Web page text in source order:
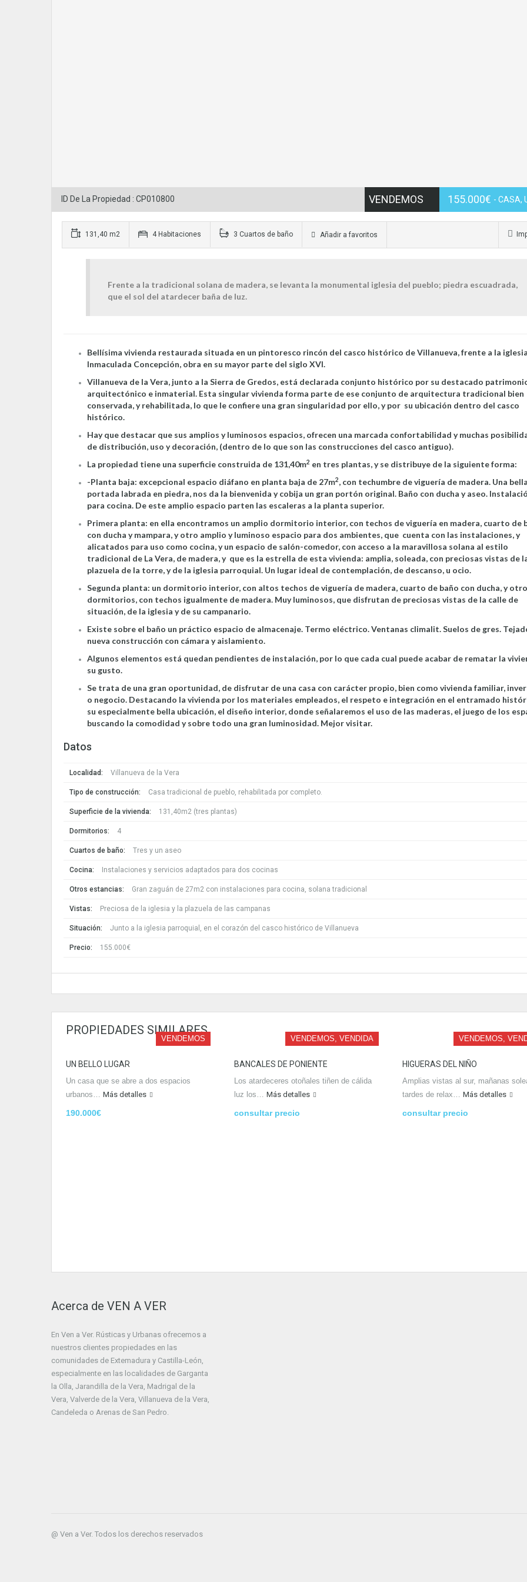
ID De La Propiedad : CP010800 VENDEMOS 155.000€ - CASA,
131,40 m2 4 Habitaciones 3 Cuartos de baño Añadir a favoritos
Frente a la tradicional solana de madera, se levanta la monumental iglesia del pueblo; piedra escuadrada,
que el sol del atardecer baña de luz.
Bellísima vivienda restaurada situada en un pintoresco rincón del casco histórico de Villanueva, frente a la
Inmaculada Concepción, obra en su mayor parte del siglo XVI.
Villanueva de la Vera, junto a la Sierra de Gredos, está declarada conjunto histórico por su destacado
arquitectónico e inmaterial. Esta singular vivienda forma parte de ese conjunto de arquitectura tradicional bien
conservada, y rehabilitada, lo que le confiere una gran singularidad por ello, y por su ubicación dentro del casco
histórico.
Hay que destacar que sus amplios y luminosos espacios, ofrecen una marcada confortabilidad y muchas
de distribución, uso y decoración, (dentro de lo que son las construcciones del casco antiguo).
La propiedad tiene una superficie construida de 131,40m2 en tres plantas, y se distribuye de la siguiente forma:
-Planta baja: excepcional espacio diáfano en planta baja de 27m2, con techumbre de viguería de madera. Una
portada labrada en piedra, nos da la bienvenida y cobija un gran portón original. Baño con ducha y aseo.
para cocina. De este amplio espacio parten las escaleras a la planta superior.
Primera planta: en ella encontramos un amplio dormitorio interior, con techos de viguería en madera, cuarto de
con ducha y mampara, y otro amplio y luminoso espacio para dos ambientes, que cuenta con las instalaciones, y
alicatados para uso como cocina, y un espacio de salón-comedor, con acceso a la maravillosa solana al estilo
tradicional de La Vera, de madera, y que es la estrella de esta vivienda: amplia, soleada, con preciosas vistas de
plazuela de la torre, y de la iglesia parroquial. Un lugar ideal de contemplación, de descanso, u ocio.
Segunda planta: un dormitorio interior, con altos techos de viguería de madera, cuarto de baño con ducha, y
dormitorios, con techos igualmente de madera. Muy luminosos, que disfrutan de preciosas vistas de la calle de
situación, de la iglesia y de su campanario.
Existe sobre el baño un práctico espacio de almacenaje. Termo eléctrico. Ventanas climalit. Suelos de gres.
nueva construcción con cámara y aislamiento.
Algunos elementos está quedan pendientes de instalación, por lo que cada cual puede acabar de rematar la
su gusto.
Se trata de una gran oportunidad, de disfrutar de una casa con carácter propio, bien como vivienda familiar,
o negocio. Destacando la vivienda por los materiales empleados, el respeto e integración en el entramado
su especialmente bella ubicación, el diseño interior, donde señalaremos el uso de las maderas, el juego de los
buscando la comodidad y sobre todo una gran luminosidad. Mejor visitar.
Datos
Localidad: Villanueva de la Vera
Tipo de construcción: Casa tradicional de pueblo, rehabilitada por completo.
Superficie de la vivienda: 131,40m2 (tres plantas)
Dormitorios: 4
Cuartos de baño: Tres y un aseo
Cocina: Instalaciones y servicios adaptados para dos cocinas
Otros estancias: Gran zaguán de 27m2 con instalaciones para cocina, solana tradicional
Vistas: Preciosa de la iglesia y la plazuela de las campanas
Situación: Junto a la iglesia parroquial, en el corazón del casco histórico de Villanueva
Precio: 155.000€
PROPIEDADES SIMILARES
VENDEMOS
UN BELLO LUGAR
Un casa que se abre a dos espacios
urbanos… Más detalles
190.000€
VENDEMOS, VENDIDA
BANCALES DE PONIENTE
Los atardeceres otoñales tiñen de cálida
luz los… Más detalles
consultar precio
VENDEMOS,
HIGUERAS DEL NIÑO
Amplias vistas al sur, mañanas
tardes de relax… Más detalles
consultar precio
Acerca de VEN A VER
En Ven a Ver. Rústicas y Urbanas ofrecemos a
nuestros clientes propiedades en las
comunidades de Extemadura y Castilla-León,
especialmente en las localidades de Garganta
la Olla, Jarandilla de la Vera, Madrigal de la
Vera, Valverde de la Vera, Villanueva de la Vera,
Candeleda o Arenas de San Pedro.
@ Ven a Ver. Todos los derechos reservados